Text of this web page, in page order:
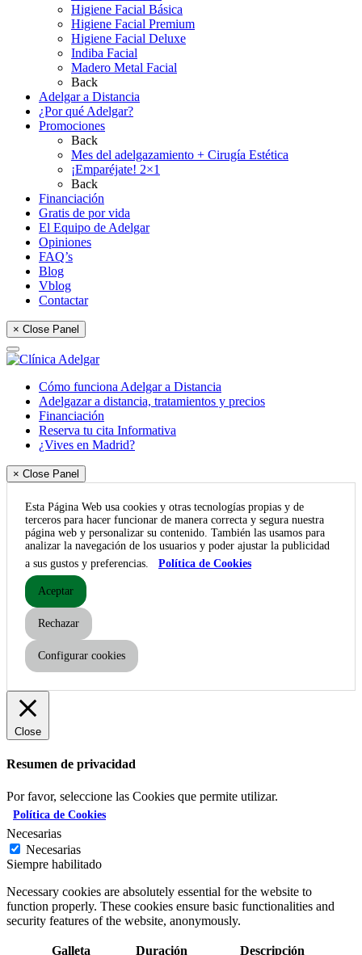
Higiene Facial Básica
Higiene Facial Premium
Higiene Facial Deluxe
Indiba Facial
Madero Metal Facial
Back
Adelgar a Distancia
¿Por qué Adelgar?
Promociones
Back
Mes del adelgazamiento + Cirugía Estética
¡Emparéjate! 2×1
Back
Financiación
Gratis de por vida
El Equipo de Adelgar
Opiniones
FAQ’s
Blog
Vblog
Contactar
× Close Panel
Cómo funciona Adelgar a Distancia
Adelgazar a distancia, tratamientos y precios
Financiación
Reserva tu cita Informativa
¿Vives en Madrid?
× Close Panel
Esta Página Web usa cookies y otras tecnologías propias y de
terceros para hacer funcionar de manera correcta y segura nuestra
página web y personalizar su contenido. También las usamos para
analizar la navegación de los usuarios y poder ajustar la publicidad
a sus gustos y preferencias.
Política de Cookies
Aceptar
Rechazar
Configurar cookies
Close
Resumen de privacidad
Por favor, seleccione las Cookies que permite utilizar.
Política de Cookies
Necesarias
Necesarias
Siempre habilitado
Necessary cookies are absolutely essential for the website to
function properly. These cookies ensure basic functionalities and
security features of the website, anonymously.
Galleta Duración
Descripción